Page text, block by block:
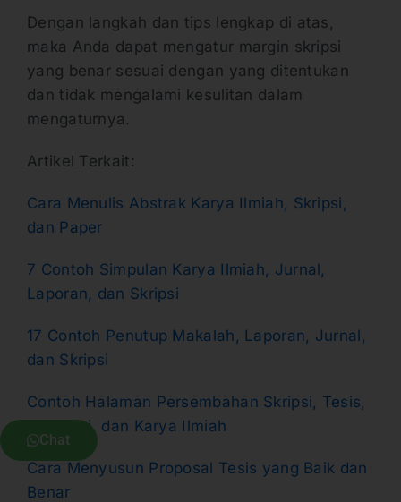
Dengan langkah dan tips lengkap di atas,
maka Anda dapat mengatur margin skripsi
yang benar sesuai dengan yang ditentukan
dan tidak mengalami kesulitan dalam
mengaturnya.
Artikel Terkait:
Cara Menulis Abstrak Karya Ilmiah, Skripsi,
dan Paper
7 Contoh Simpulan Karya Ilmiah, Jurnal,
Laporan, dan Skripsi
17 Contoh Penutup Makalah, Laporan, Jurnal,
dan Skripsi
Contoh Halaman Persembahan Skripsi, Tesis,
Disertasi, dan Karya Ilmiah
Cara Menyusun Proposal Tesis yang Baik dan
Benar
Chat